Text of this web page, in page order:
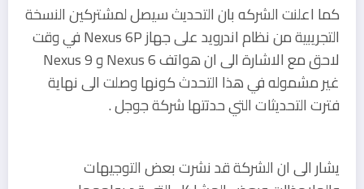
كما اعلنت الشركه بان التحديث سيصل لمشتركين النسخة
التجريبية من نظام اندرويد على جهاز Nexus 6P في وقت
لاحق مع الاشارة الى ان هواتف Nexus 6 و Nexus 9
غير مشموله في هذا التحدث كونها وصلت الى نهاية
فترت التحديثات التي حدتتها شركة جوجل .
يشار الى ان الشركة قد نشرت بعض التوجيهات